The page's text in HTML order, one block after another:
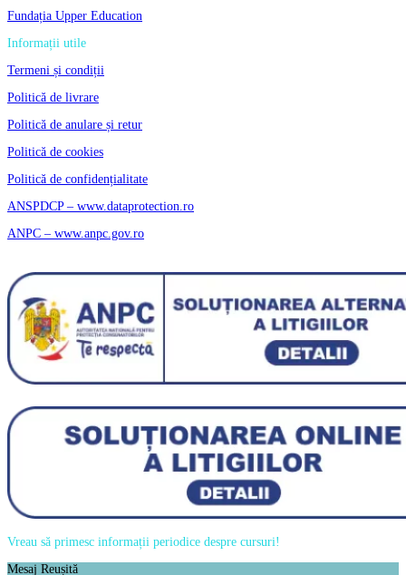
Fundația Upper Education
Informații utile
Termeni și condiții
Politică de livrare
Politică de anulare și retur
Politică de cookies
Politică de confidențialitate
ANSPDCP – www.dataprotection.ro
ANPC – www.anpc.gov.ro
Vreau să primesc informații periodice despre cursuri!
Mesaj Reușită